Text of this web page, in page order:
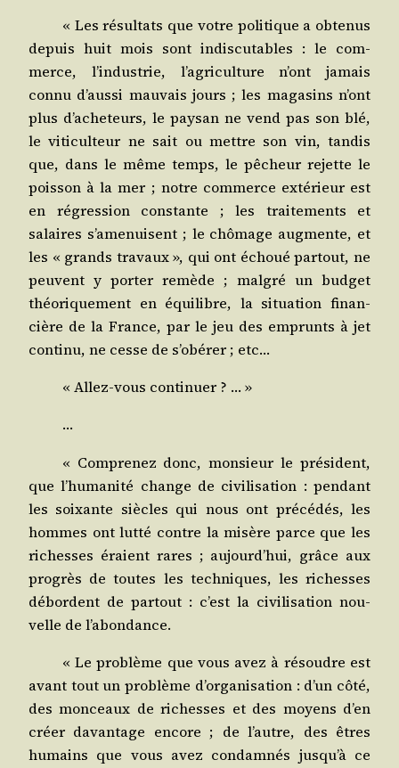
« Les résul­tats que votre poli­tique a obte­nus
depuis huit mois sont indis­cu­tables : le com­
merce, l’in­dus­trie, l’a­gri­cul­ture n’ont jamais
connu d’aus­si mau­vais jours ; les maga­sins n’ont
plus d’acheteurs, le pay­san ne vend pas son blé,
le viti­cul­teur ne sait ou mettre son vin, tan­dis
que, dans le même temps, le pêcheur rejette le
pois­son à la mer ; notre com­merce exté­rieur est
en régres­sion constante ; les trai­te­ments et
salaires s’a­me­nuisent ; le chô­mage aug­mente, et
les « grands tra­vaux », qui ont échoué par­tout, ne
peuvent y por­ter remède ; mal­gré un bud­get
théo­ri­que­ment en équi­libre, la situa­tion finan­
cière de la France, par le jeu des emprunts à jet
conti­nu, ne cesse de s’o­bé­rer ; etc…
« Allez-vous continuer ? … »
…
« Com­pre­nez donc, mon­sieur le pré­sident,
que l’hu­ma­ni­té change de civi­li­sa­tion : pen­dant
les soixante siècles qui nous ont pré­cé­dés, les
hommes ont lut­té contre la misère parce que les
richesses éraient rares ; aujourd’hui, grâce aux
pro­grès de toutes les tech­niques, les richesses
débordent de par­tout : c’est la civi­li­sa­tion nou­
velle de l’abondance.
« Le pro­blème que vous avez à résoudre est
avant tout un pro­blème d’or­ga­ni­sa­tion : d’un côté,
des mon­ceaux de richesses et des moyens d’en
créer davan­tage encore ; de l’autre, des êtres
humains que vous avez condam­nés jus­qu’à ce